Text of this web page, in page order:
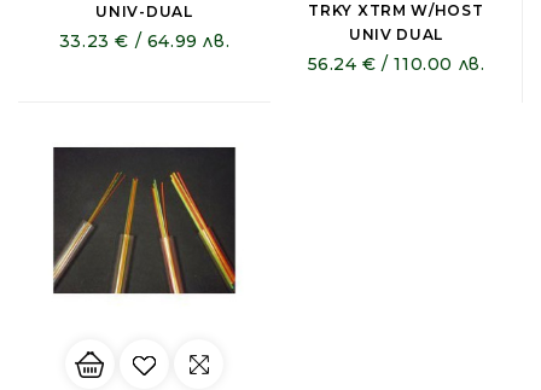
UNIV-DUAL
33.23 € / 64.99 лв.
TRKY XTRM W/HOST
UNIV DUAL
56.24 € / 110.00 лв.